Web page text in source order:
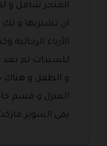
المتجر شامل و
ان تشتريها و لك
الأزياء الرجالية
للسيدات ثم بعد
و الطفل و هناك
المنزل و قسم
يمى السوبر